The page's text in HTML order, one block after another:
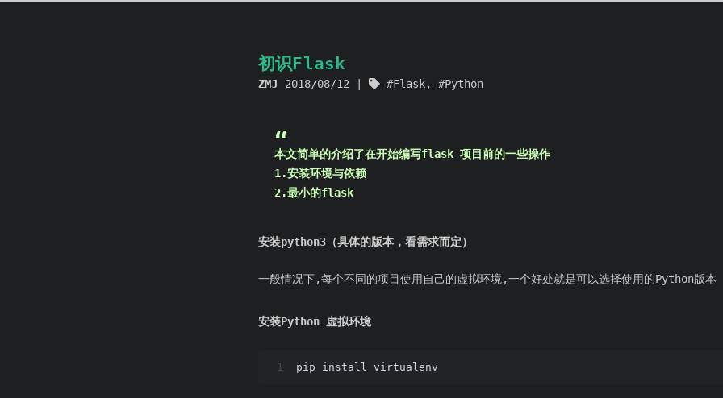
初识Flask
ZMJ 2018/08/12 Flask, Python
本文简单的介绍了在开始编写flask 项目前的一些操作
1.安装环境与依赖
2.最小的flask
安装python3（具体的版本，看需求而定）
一般情况下,每个不同的项目使用自己的虚拟环境,一个好处就是可以选择使用的Python版本
安装Python 虚拟环境
1 pip install virtualenv